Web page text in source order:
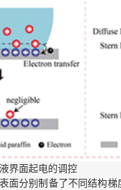
界面起电的调控
分别制备了不同结构梯